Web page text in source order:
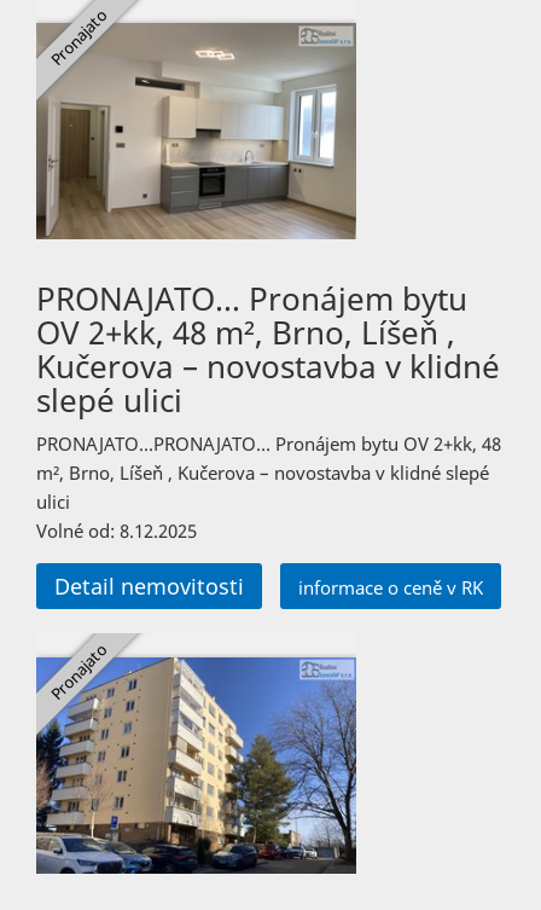
PRONAJATO… Pronájem bytu
OV 2+kk, 48 m², Brno, Líšeň ,
Kučerova – novostavba v klidné
slepé ulici
PRONAJATO…PRONAJATO… Pronájem bytu OV 2+kk, 48
m², Brno, Líšeň , Kučerova – novostavba v klidné slepé
ulici
Volné od: 8.12.2025
Detail nemovitosti informace o ceně v RK